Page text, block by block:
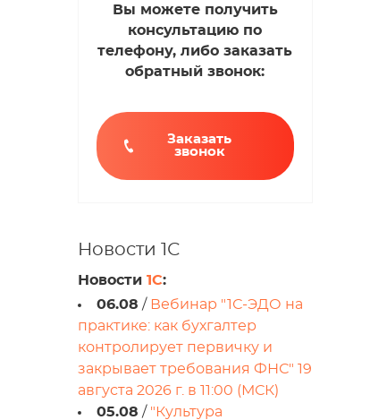
Вы можете получить
консультацию по
телефону, либо заказать
обратный звонок:
Заказать
звонок
Новости 1С
Новости 1С:
06.08 / Вебинар "1С-ЭДО на
практике: как бухгалтер
контролирует первичку и
закрывает требования ФНС" 19
августа 2026 г. в 11:00 (МСК)
05.08 / "Культура